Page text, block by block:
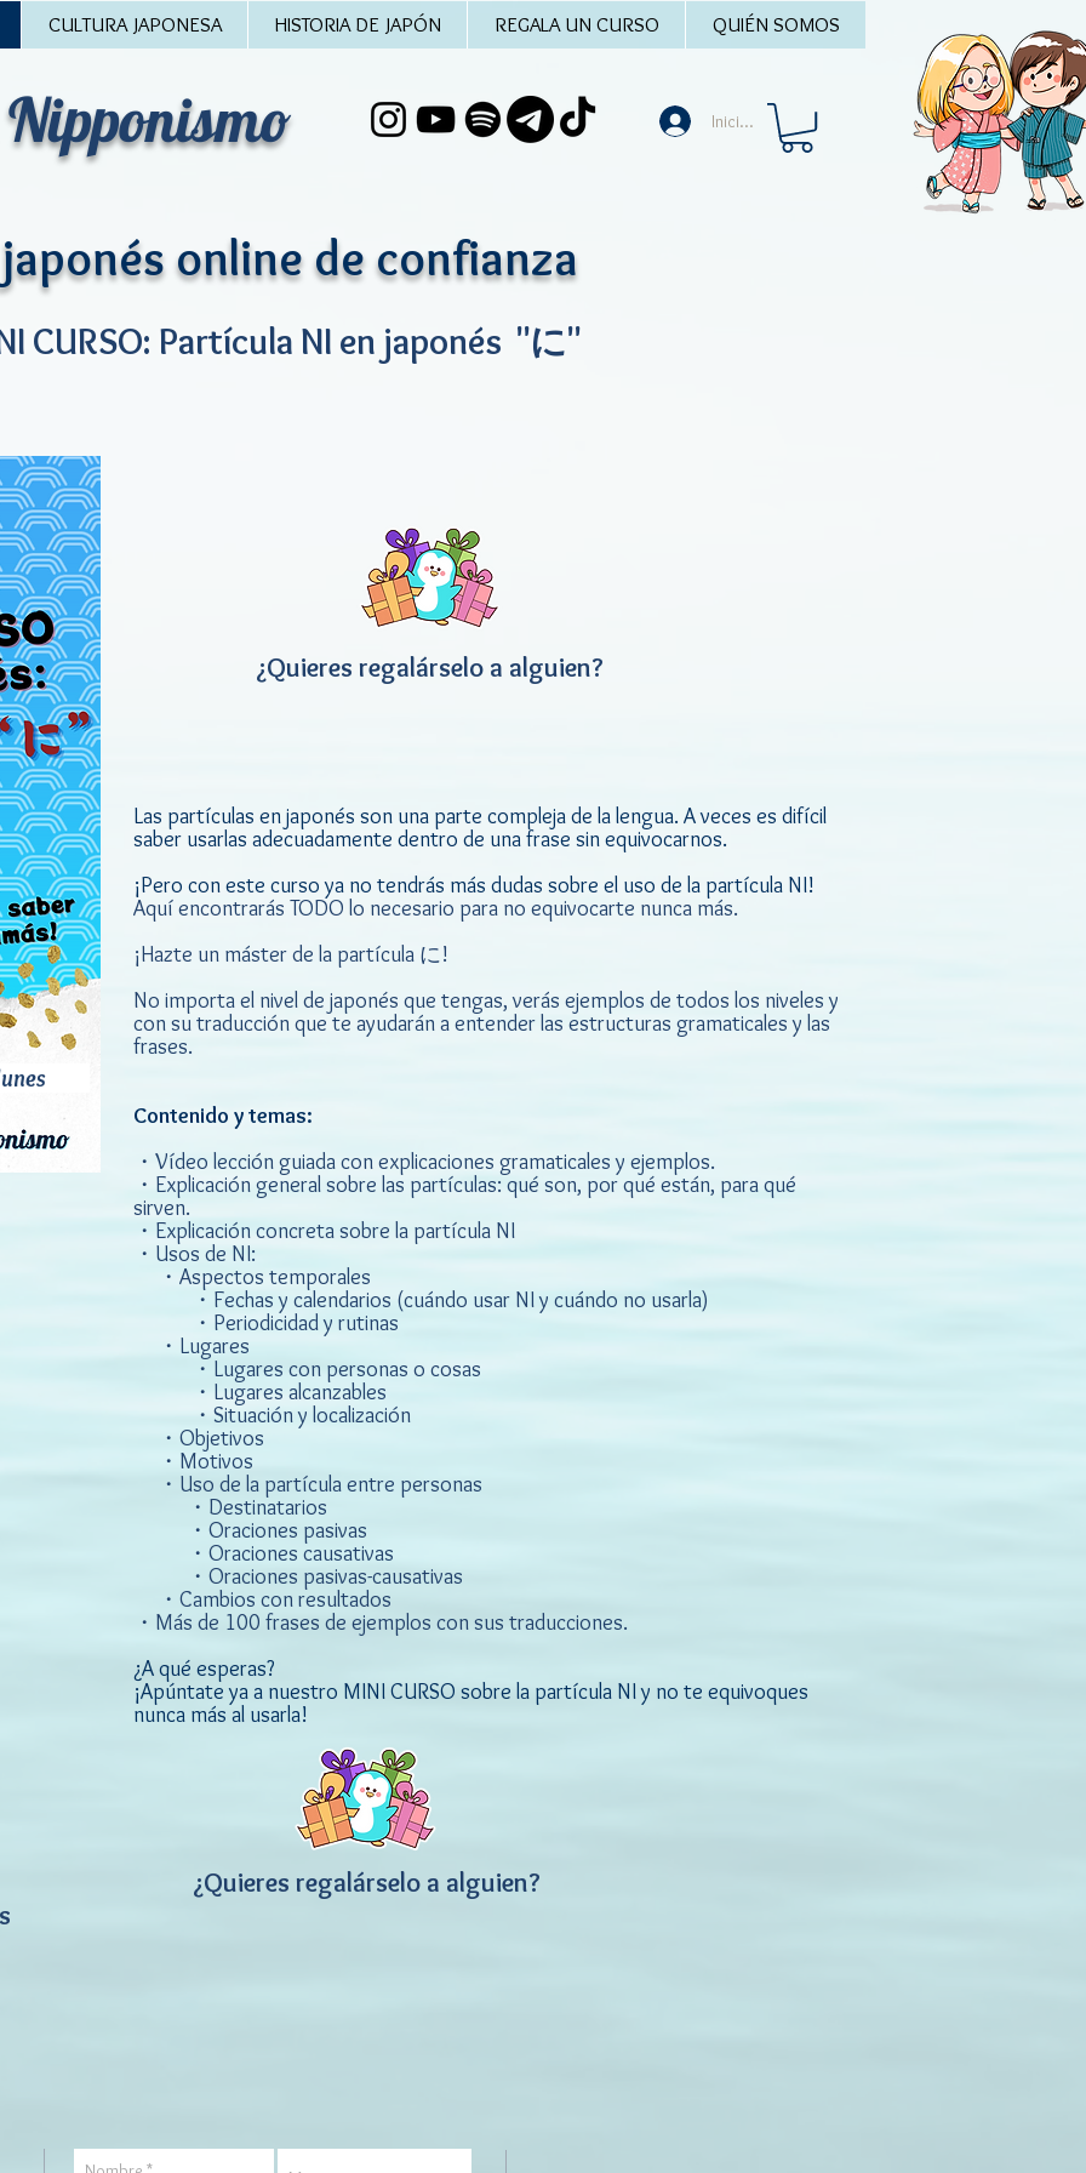
CULTURA JAPONESA HISTORIA DE JAPÓN REGALA UN CURSO QUIÉN SOMOS
Iniciar sesión
online de confianza
CURSO: Partícula NI en japonés "に"
lunes
¿Quieres regalárselo a alguien?
Las partículas en japonés son una parte compleja de la lengua. A veces es difícil
saber usarlas adecuadamente dentro de una frase sin equivocarnos.
¡Pero con este curso ya no tendrás más dudas sobre el uso de la partícula NI!
Aquí encontrarás TODO lo necesario para no equivocarte nunca más.
¡Hazte un máster de la partícula に!
No importa el nivel de japonés que tengas, verás ejemplos de todos los niveles y
con su traducción que te ayudarán a entender las estructuras gramaticales y las
frases.
Contenido y temas:
・Vídeo lección guiada con explicaciones gramaticales y ejemplos.
・Explicación general sobre las partículas: qué son, por qué están, para qué
sirven.
・Explicación concreta sobre la partícula NI
・Usos de NI:
・Aspectos temporales
・Fechas y calendarios (cuándo usar NI y cuándo no usarla)
・Periodicidad y rutinas
・Lugares
・Lugares con personas o cosas
・Lugares alcanzables
・Situación y localización
・Objetivos
・Motivos
・Uso de la partícula entre personas
・Destinatarios
・Oraciones pasivas
・Oraciones causativas
・Oraciones pasivas-causativas
・Cambios con resultados
・Más de 100 frases de ejemplos con sus traducciones.
¿A qué esperas?
¡Apúntate ya a nuestro MINI CURSO sobre la partícula NI y no te equivoques
nunca más al usarla!
¿Quieres regalárselo a alguien?